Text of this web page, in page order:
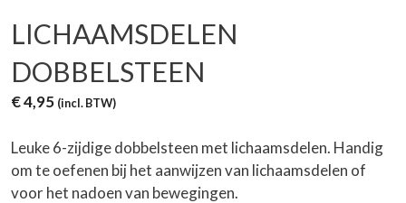
LICHAAMSDELEN
DOBBELSTEEN
€4,95 (incl. BTW)
Leuke 6-zijdige dobbelsteen met lichaamsdelen. Handig
om te oefenen bij het aanwijzen van lichaamsdelen of
voor het nadoen van bewegingen.